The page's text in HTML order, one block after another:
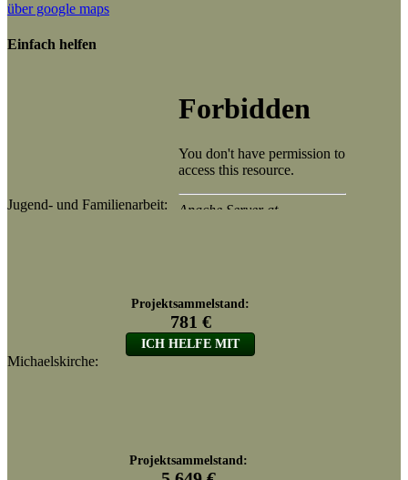
über google maps
Einfach helfen
Jugend- und Familienarbeit:
Michaelskirche: